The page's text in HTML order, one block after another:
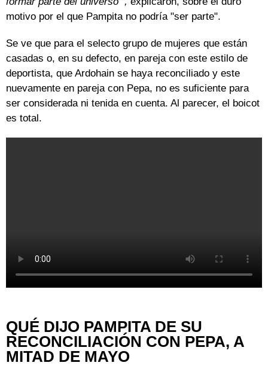
motivo por el que Pampita no podría "ser parte".
Se ve que para el selecto grupo de mujeres que están
casadas o, en su defecto, en pareja con este estilo de
deportista, que Ardohain se haya reconciliado y este
nuevamente en pareja con Pepa, no es suficiente para
ser considerada ni tenida en cuenta. Al parecer, el boicot
es total.
QUÉ DIJO PAMPITA DE SU
RECONCILIACIÓN CON PEPA, A
MITAD DE MAYO